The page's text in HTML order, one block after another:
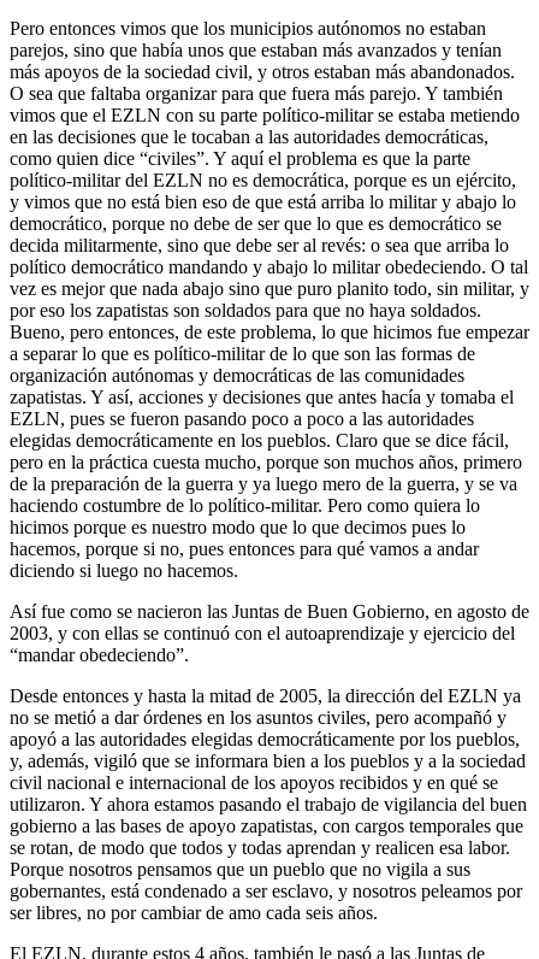
Pero entonces vimos que los municipios autónomos no estaban
parejos, sino que había unos que estaban más avanzados y tenían
más apoyos de la sociedad civil, y otros estaban más abandonados.
O sea que faltaba organizar para que fuera más parejo. Y también
vimos que el EZLN con su parte político-militar se estaba metiendo
en las decisiones que le tocaban a las autoridades democráticas,
como quien dice “civiles”. Y aquí el problema es que la parte
político-militar del EZLN no es democrática, porque es un ejército,
y vimos que no está bien eso de que está arriba lo militar y abajo lo
democrático, porque no debe de ser que lo que es democrático se
decida militarmente, sino que debe ser al revés: o sea que arriba lo
político democrático mandando y abajo lo militar obedeciendo. O tal
vez es mejor que nada abajo sino que puro planito todo, sin militar, y
por eso los zapatistas son soldados para que no haya soldados.
Bueno, pero entonces, de este problema, lo que hicimos fue empezar
a separar lo que es político-militar de lo que son las formas de
organización autónomas y democráticas de las comunidades
zapatistas. Y así, acciones y decisiones que antes hacía y tomaba el
EZLN, pues se fueron pasando poco a poco a las autoridades
elegidas democráticamente en los pueblos. Claro que se dice fácil,
pero en la práctica cuesta mucho, porque son muchos años, primero
de la preparación de la guerra y ya luego mero de la guerra, y se va
haciendo costumbre de lo político-militar. Pero como quiera lo
hicimos porque es nuestro modo que lo que decimos pues lo
hacemos, porque si no, pues entonces para qué vamos a andar
diciendo si luego no hacemos.
Así fue como se nacieron las Juntas de Buen Gobierno, en agosto de
2003, y con ellas se continuó con el autoaprendizaje y ejercicio del
“mandar obedeciendo”.
Desde entonces y hasta la mitad de 2005, la dirección del EZLN ya
no se metió a dar órdenes en los asuntos civiles, pero acompañó y
apoyó a las autoridades elegidas democráticamente por los pueblos,
y, además, vigiló que se informara bien a los pueblos y a la sociedad
civil nacional e internacional de los apoyos recibidos y en qué se
utilizaron. Y ahora estamos pasando el trabajo de vigilancia del buen
gobierno a las bases de apoyo zapatistas, con cargos temporales que
se rotan, de modo que todos y todas aprendan y realicen esa labor.
Porque nosotros pensamos que un pueblo que no vigila a sus
gobernantes, está condenado a ser esclavo, y nosotros peleamos por
ser libres, no por cambiar de amo cada seis años.
El EZLN, durante estos 4 años, también le pasó a las Juntas de